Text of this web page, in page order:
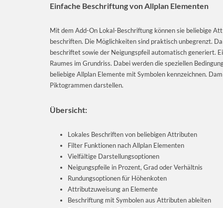
Einfache Beschriftung von Allplan Elementen
Mit dem Add-On Lokal-Beschriftung können sie beliebige
beschriften. Die Möglichkeiten sind praktisch unbegrenzt.
beschriftet sowie der Neigungspfeil automatisch generiert.
Raumes im Grundriss. Dabei werden die speziellen
beliebige Allplan Elemente mit Symbolen kennzeichnen.
Piktogrammen darstellen.
Übersicht:
Lokales Beschriften von beliebigen Attributen
Filter Funktionen nach Allplan Elementen
Vielfältige Darstellungsoptionen
Neigungspfeile in Prozent, Grad oder Verhältnis
Rundungsoptionen für Höhenkoten
Attributzuweisung an Elemente
Beschriftung mit Symbolen aus Attributen ableiten